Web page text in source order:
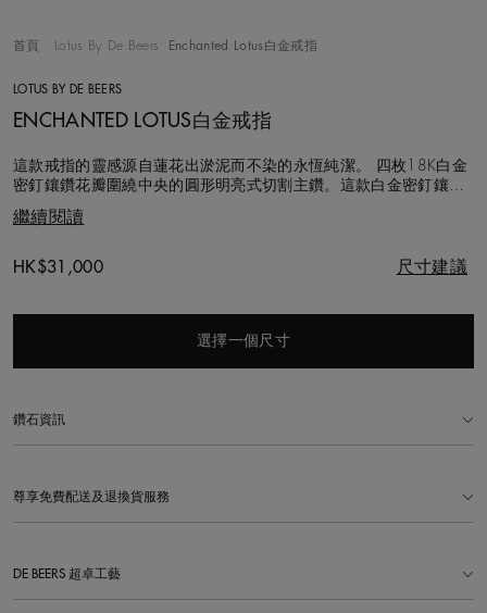
首頁 Lotus By De Beers Enchanted Lotus白金戒指
LOTUS BY DE BEERS
ENCHANTED LOTUS白金戒指
這款戒指的靈感源自蓮花出淤泥而不染的永恆純潔。 四枚18K白金
密釘鑲鑽花瓣圍繞中央的圓形明亮式切割主鑽。這款白金密釘鑲鑽
克拉。 這款戒指選用的每顆鑽石都以遵循道德章程的方式採購，並
悉心鑲嵌。
繼續閱讀
Original price
HK$31,000 尺寸建議
選擇一個尺寸
鑽石資訊
尊享免費配送及退換貨服務
DE BEERS 超卓工藝